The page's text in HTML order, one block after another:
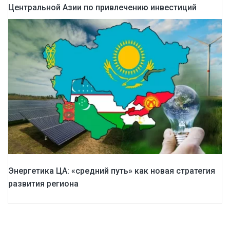
Центральной Азии по привлечению инвестиций
Энергетика ЦА: «средний путь» как новая стратегия
развития региона